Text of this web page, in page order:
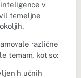
v
temeljne
različne
temam, kot so:
učnih